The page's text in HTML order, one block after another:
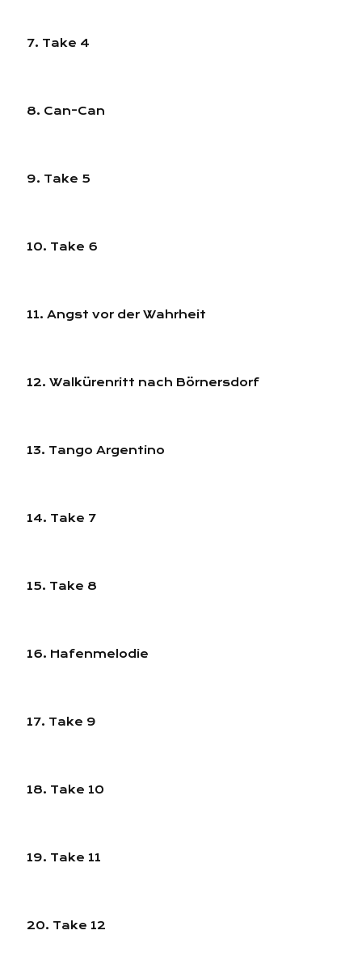
7. Take 4
8. Can-Can
9. Take 5
10. Take 6
11. Angst vor der Wahrheit
12. Walkürenritt nach Börnersdorf
13. Tango Argentino
14. Take 7
15. Take 8
16. Hafenmelodie
17. Take 9
18. Take 10
19. Take 11
20. Take 12